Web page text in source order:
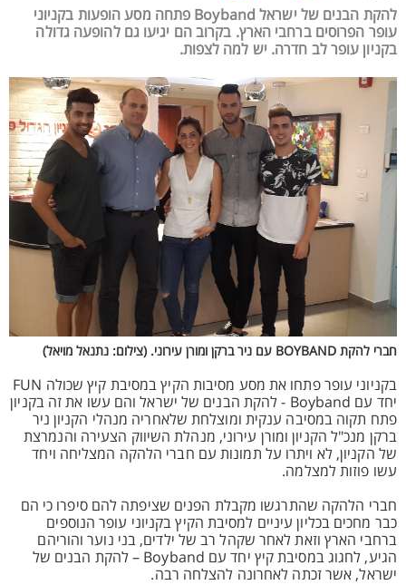
להקת הבנים של ישראל Boyband פתחה מסע הופעות בקניוני
עופר הפרוסים ברחבי הארץ. בקרוב הם יגיעו גם להופעה גדולה
בקניון עופר לב חדרה. יש למה לצפות.
חברי להקת BOYBAND עם ניר ברקן ומורן עירוני. (צילום: נתנאל מויאל)
בקניוני עופר פתחו את מסע מסיבות הקיץ במסיבת קיץ שכולה FUN
יחד עם Boyband - להקת הבנים של ישראל והם עשו את זה בקניון
פתח תקוה במסיבה ענקית ומוצלחת שלאחריה מנהלי הקניון ניר
ברקן מנכ"ל הקניון ומורן עירוני, מנהלת השיווק הצעירה והנמרצת
של הקניון, לא ויתרו על תמונות עם חברי הלהקה המצליחה ויחד
עשו פוזות למצלמה.
חברי הלהקה שהתרגשו מקבלת הפנים שציפתה להם סיפרו כי הם
כבר מחכים בכליון עיניים למסיבת הקיץ בקניוני עופר הנוספים
ברחבי הארץ וזאת לאחר שקהל רב של ילדים, בני נוער והוריהם
הגיע, לחגוג במסיבת קיץ יחד עם Boyband – להקת הבנים של
ישראל, אשר זכתה לאחרונה להצלחה רבה.